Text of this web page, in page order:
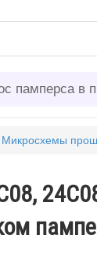
памперса в
Микросхемы